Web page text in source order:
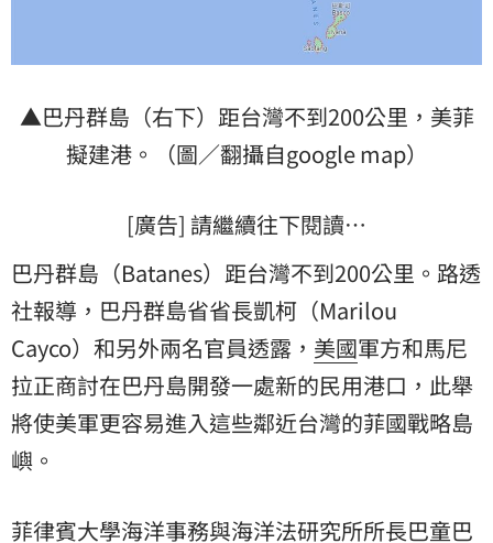
▲巴丹群島（右下）距台灣不到200公里，美菲
擬建港。（圖／翻攝自google map）
[廣告] 請繼續往下閱讀…
巴丹群島（Batanes）距台灣不到200公里。路透
社報導，巴丹群島省省長凱柯（Marilou
Cayco）和另外兩名官員透露， 美國軍方和馬尼
拉正商討在巴丹島開發一處新的民用港口，此舉
將使美軍更容易進入這些鄰近台灣的菲國戰略島
嶼。
菲律賓大學海洋事務與海洋法研究所所長巴童巴